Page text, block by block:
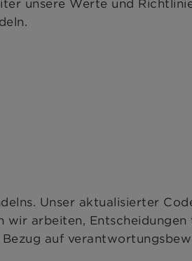
unsere Werte und
Unser aktualisierter
wir arbeiten,
auf